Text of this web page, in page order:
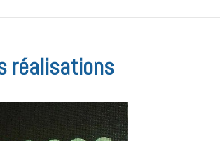
réalisations